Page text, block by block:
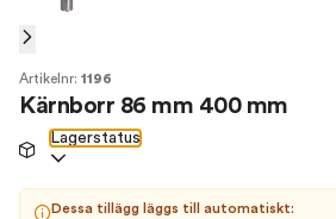
Artikelnr: 1196
Kärnborr 86 mm 400 mm
Lagerstatus
Dessa tillägg läggs till automatiskt: